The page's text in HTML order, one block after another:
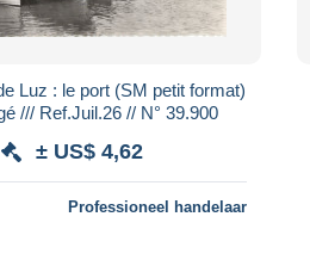
port (SM petit format)
non voyagé /// Ref.Juil.26 // N° 39.900
± US$ 4,62
Professioneel handelaar